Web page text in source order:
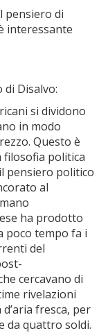
pensiero di
interessante
Disalvo:
si dividono
in modo
Questo è
filosofia politica
pensiero politico
al
ha prodotto
poco tempo fa i
del
cercavano di
rivelazioni
d’aria fresca, per
da quattro soldi.